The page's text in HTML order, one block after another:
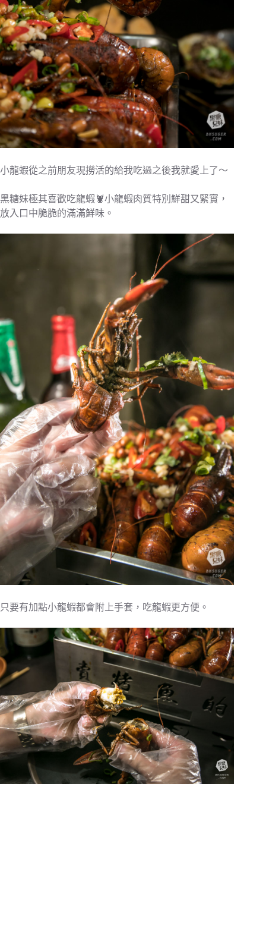
小龍蝦從之前朋友現撈活的給我吃過之後我就愛上了～
黑糖妹極其喜歡吃龍蝦🦞小龍蝦肉質特別鮮甜又緊實，
放入口中脆脆的滿滿鮮味。
只要有加點小龍蝦都會附上手套，吃龍蝦更方便。